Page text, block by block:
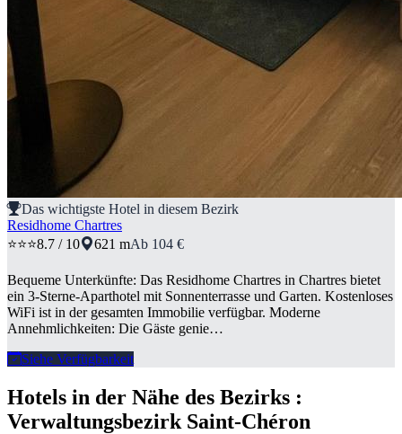
Das wichtigste Hotel in diesem Bezirk
Residhome Chartres
⭐⭐⭐8.7 / 10 621 mAb 104 €
Bequeme Unterkünfte: Das Residhome Chartres in Chartres bietet
ein 3-Sterne-Aparthotel mit Sonnenterrasse und Garten. Kostenloses
WiFi ist in der gesamten Immobilie verfügbar. Moderne
Annehmlichkeiten: Die Gäste genie…
Siehe Verfügbarkeit
Hotels in der Nähe des Bezirks :
Verwaltungsbezirk Saint-Chéron